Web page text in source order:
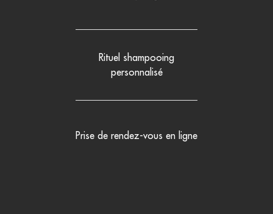
Rituel shampooing
personnalisé
Prise de rendez-vous en ligne